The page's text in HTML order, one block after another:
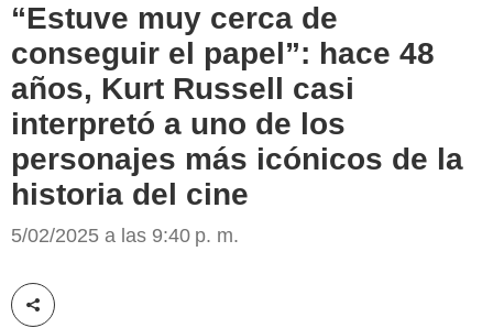
“Estuve muy cerca de
conseguir el papel”: hace 48
años, Kurt Russell casi
interpretó a uno de los
personajes más icónicos de la
historia del cine
5/02/2025 a las 9:40 p. m.
Compartir esta noticia